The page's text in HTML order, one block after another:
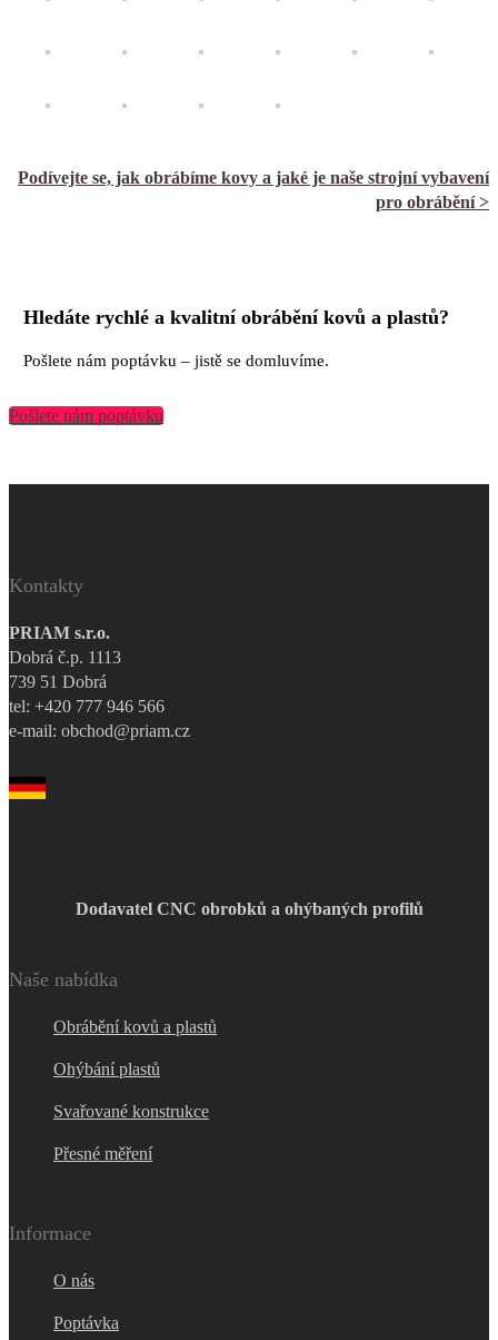
Podívejte se, jak obrábíme kovy a jaké je naše strojní vybavení
pro obrábění >
Hledáte rychlé a kvalitní obrábění kovů a plastů?
Pošlete nám poptávku – jistě se domluvíme.
Pošlete nám poptávku
Kontakty
PRIAM s.r.o.
Dobrá č.p. 1113
739 51 Dobrá
tel: +420 777 946 566
e-mail: obchod@priam.cz
Dodavatel CNC obrobků a ohýbaných profilů
Naše nabídka
Obrábění kovů a plastů
Ohýbání plastů
Svařované konstrukce
Přesné měření
Informace
O nás
Poptávka